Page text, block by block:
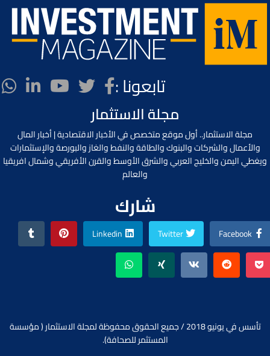
تابعونا :
مجلة الاستثمار
مجلة الاستثمار.. أول موقع متخصص في الأخبار الاقتصادية | أخبار المال
والأعمال والشركات والبنوك والطاقة والنفط والغاز والبورصة والإستثمارات
ويغطي اليمن والخليج العربي والشرق الأوسط والقرن الأفريقي وشمال افريقيا
والعالم
شارك
Facebook
Twitter
Linkedin
تأسس في يونيو 2018 / جميع الحقوق محفوظة لمجلة الاستثمار ( مؤسسة
المستثمر للصحافة).